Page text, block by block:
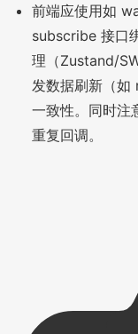
前端应使用如
subscribe 接口
理（Zustand/
发数据刷新（
一致性。同时注
重复回调。